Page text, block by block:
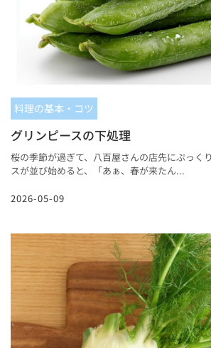
料理の基本・コツ
グリンピースの下処理
桜の季節が過ぎて、八百屋さんの店先にぷっく
スが並び始めると、「あぁ、春が来たん...
2026-05-09